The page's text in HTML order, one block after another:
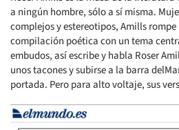
a ningún hombre, sólo a sí misma.
complejos y estereotipos, Amills rompe
compilación poética con un tema
embudos, así escribe y habla Roser
unos tacones y subirse a la barra
portada. Pero para alto voltaje, sus